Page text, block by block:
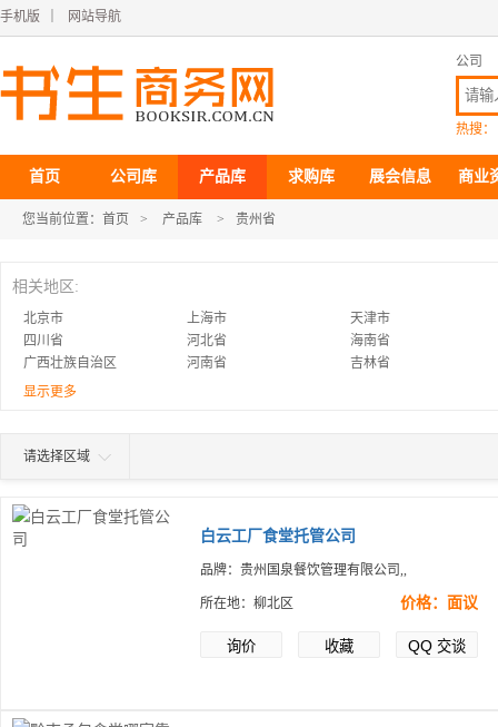
手机版 网站导航
公司
热搜：
首页 公司库 产品库 求购库 展会信息 商业
您当前位置： 首页 > 产品库 > 贵州省
相关地区:
北京市 上海市
天津市
四川省
河北省
海南省
广西壮族自治区
河南省
吉林省
江西省
显示更多
请选择区域
白云工厂食堂托管公司
品牌：贵州国泉餐饮管理有限公司,,
所在地：柳北区 价格：面议
询价 收藏 QQ 交谈